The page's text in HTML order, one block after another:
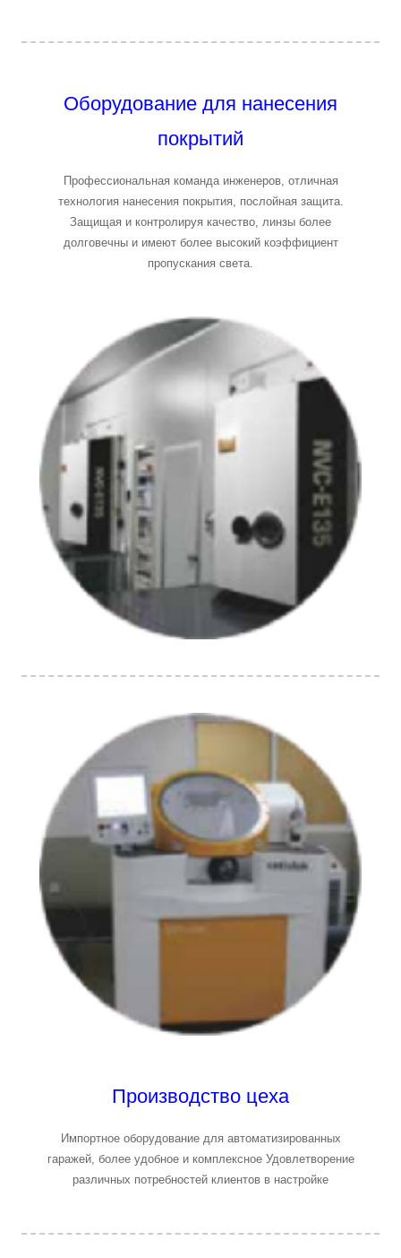
Оборудование для нанесения
покрытий
Профессиональная команда инженеров, отличная
технология нанесения покрытия, послойная защита.
Защищая и контролируя качество, линзы более
долговечны и имеют более высокий коэффициент
пропускания света.
Производство цеха
Импортное оборудование для автоматизированных
гаражей, более удобное и комплексное Удовлетворение
различных потребностей клиентов в настройке